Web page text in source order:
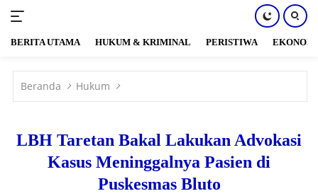
konten
BERITA UTAMA HUKUM & KRIMINAL PERISTIWA EKONOMI
Beranda Hukum
LBH Taretan Bakal Lakukan Advokasi
Kasus Meninggalnya Pasien di
Puskesmas Bluto